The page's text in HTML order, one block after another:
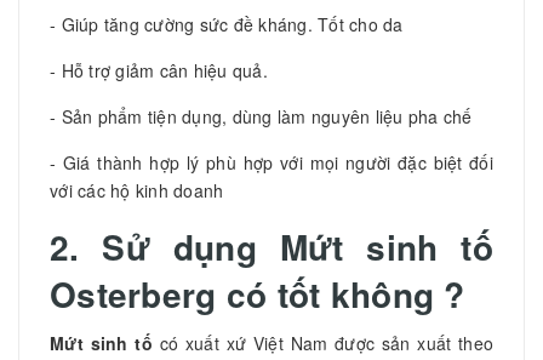
- Giúp tăng cường sức đề kháng. Tốt cho da
- Hỗ trợ giảm cân hiệu quả.
- Sản phẩm tiện dụng, dùng làm nguyên liệu pha chế
- Giá thành hợp lý phù hợp với mọi người đặc biệt đối
với các hộ kinh doanh
2. Sử dụng Mứt sinh tố
Osterberg có tốt không ?
Mứt sinh tố có xuất xứ Việt Nam được sản xuất theo